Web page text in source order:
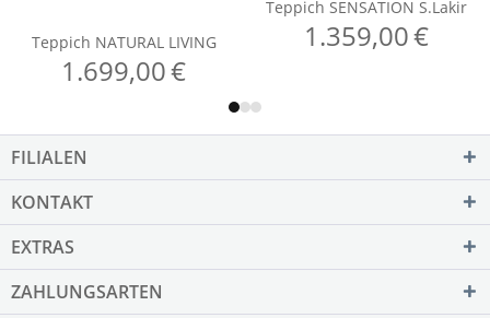
FILIALEN
KONTAKT
EXTRAS
ZAHLUNGSARTEN